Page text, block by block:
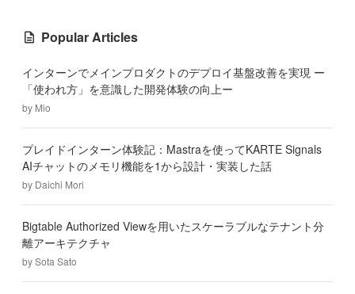
Popular Articles
インターンでメインプロダクトのデプロイ基盤改善を実現 ー
「使われ方」を意識した開発体験の向上ー
by Mio
プレイドインターン体験記：Mastraを使ってKARTE Signals
AIチャットのメモリ機能を1から設計・実装した話
by Daichi Mori
Bigtable Authorized Viewを用いたスケーラブルなテナント分
離アーキテクチャ
bySota Sato